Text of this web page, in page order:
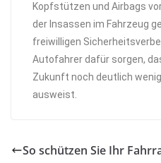
Kopfstützen und Airbags
der Insassen im Fahrzeug
freiwilligen
Autofahrer dafür sorgen,
Zukunft noch deutlich
ausweist.
So schützen Sie Ihr